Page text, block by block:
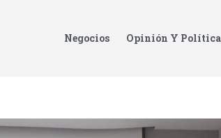
Negocios Opinión Y Política